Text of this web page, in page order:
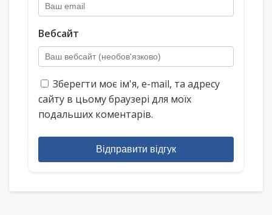
Вебсайт
Зберегти моє ім'я, e-mail, та адресу
сайту в цьому браузері для моїх
подальших коментарів.
Відправити відгук